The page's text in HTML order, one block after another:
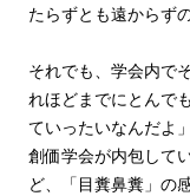
たらずとも遠からず
それでも、学会内で
れほどまでにとんで
ていったいなんだよ
創価学会が内包して
ど、「目糞鼻糞」の